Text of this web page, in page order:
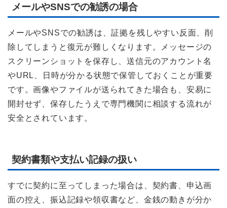
メールやSNSでの勧誘の場合
メールやSNSでの勧誘は、証拠を残しやすい反面、削
除してしまうと復元が難しくなります。メッセージの
スクリーンショットを保存し、送信元のアカウント名
やURL、日時が分かる状態で保管しておくことが重要
です。画像やファイルが送られてきた場合も、安易に
開封せず、保存したうえで専門機関に相談する流れが
安全とされています。
契約書類や支払い記録の扱い
すでに契約に至ってしまった場合は、契約書、申込画
面の控え、振込記録や領収書など、金銭の動きが分か